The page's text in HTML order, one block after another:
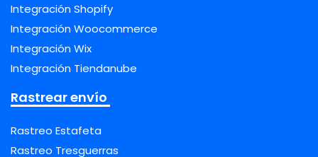
Integración Shopify
Integración Woocommerce
Integración Wix
Integración Tiendanube
Rastrear envío
Rastreo Estafeta
Rastreo Tresguerras